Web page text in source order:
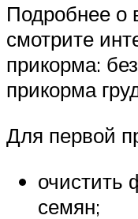
Подробнее о
смотрите
прикорма:
прикорма
Для первой
очистить
семян;